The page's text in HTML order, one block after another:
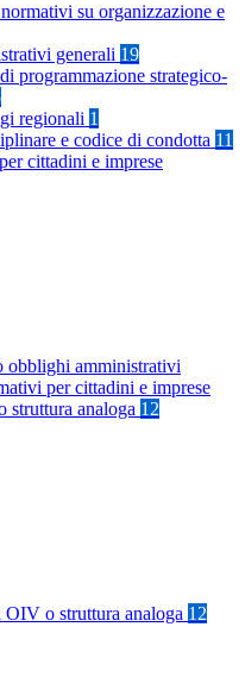
su organizzazione e
generali 19
programmazione strategico-
regionali 1
e codice di condotta 11
cittadini e imprese
obblighi amministrativi
per cittadini e imprese
struttura analoga 12
OIV o struttura analoga 12